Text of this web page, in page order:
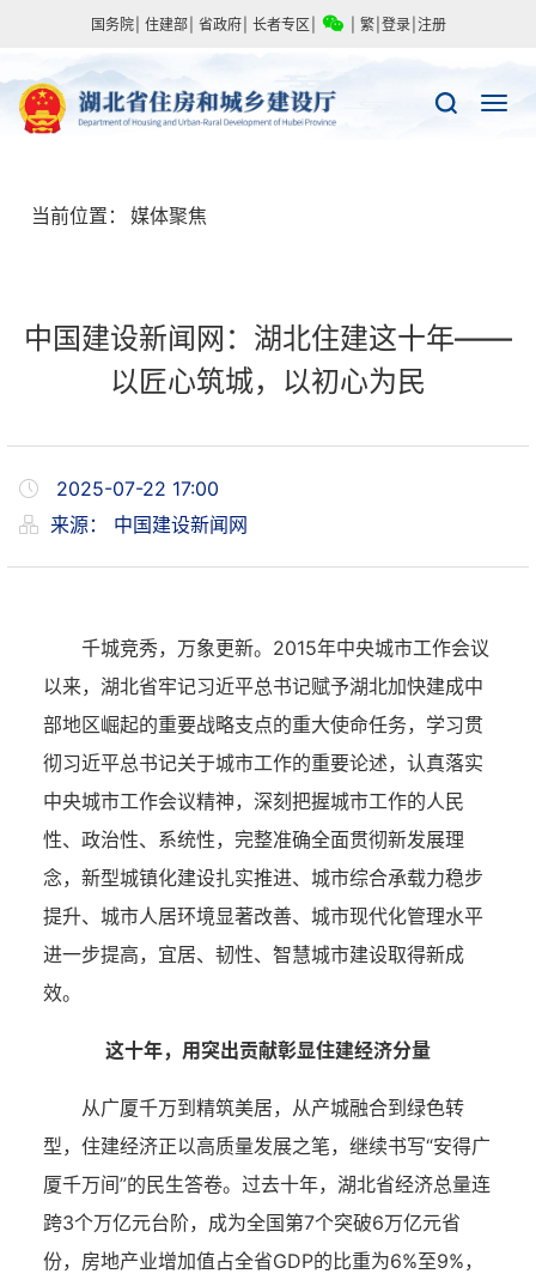
国务院 住建部 省政府 长者专区 繁 登录 注册
当前位置： 媒体聚焦
中国建设新闻网：湖北住建这十年——
以匠心筑城，以初心为民
2025-07-22 17:00
来源： 中国建设新闻网
千城竞秀，万象更新。2015年中央城市工作会议
以来，湖北省牢记习近平总书记赋予湖北加快建成中
部地区崛起的重要战略支点的重大使命任务，学习贯
彻习近平总书记关于城市工作的重要论述，认真落实
中央城市工作会议精神，深刻把握城市工作的人民
性、政治性、系统性，完整准确全面贯彻新发展理
念，新型城镇化建设扎实推进、城市综合承载力稳步
提升、城市人居环境显著改善、城市现代化管理水平
进一步提高，宜居、韧性、智慧城市建设取得新成
效。
这十年，用突出贡献彰显住建经济分量
从广厦千万到精筑美居，从产城融合到绿色转
型，住建经济正以高质量发展之笔，继续书写“安得广
厦千万间”的民生答卷。过去十年，湖北省经济总量连
跨3个万亿元台阶，成为全国第7个突破6万亿元省
份，房地产业增加值占全省GDP的比重为6%至9%，